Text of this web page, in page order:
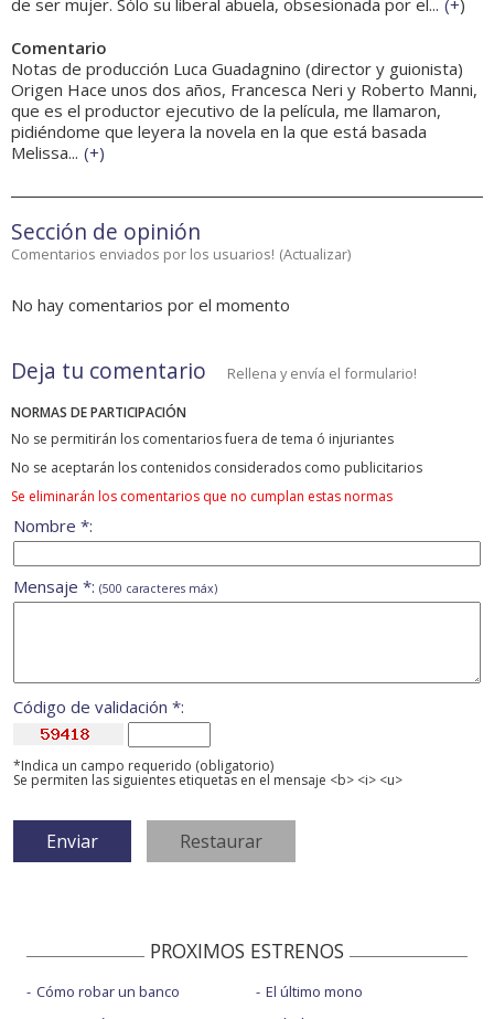
de ser mujer. Sólo su liberal abuela, obsesionada por el... (+)
Comentario
Notas de producción Luca Guadagnino (director y guionista)
Origen Hace unos dos años, Francesca Neri y Roberto Manni,
que es el productor ejecutivo de la película, me llamaron,
pidiéndome que leyera la novela en la que está basada
Melissa... (+)
Sección de opinión
Comentarios enviados por los usuarios! (Actualizar)
No hay comentarios por el momento
Deja tu comentario Rellena y envía el formulario!
NORMAS DE PARTICIPACIÓN
No se permitirán los comentarios fuera de tema ó injuriantes
No se aceptarán los contenidos considerados como publicitarios
Se eliminarán los comentarios que no cumplan estas normas
Nombre *:
Mensaje *: (500 caracteres máx)
Código de validación *:
*Indica un campo requerido (obligatorio)
Se permiten las siguientes etiquetas en el mensaje <b> <i> <u>
PROXIMOS ESTRENOS
Cómo robar un banco
El último mono